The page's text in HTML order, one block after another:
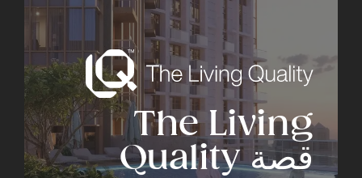
The Living
قصة Quality ‏